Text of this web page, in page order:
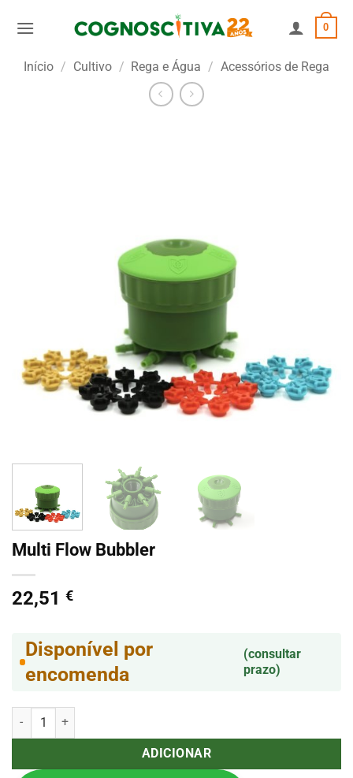
0
Início / Cultivo / Rega e Água / Acessórios de Rega
Multi Flow Bubbler
22,51 €
Disponível por
encomenda
(consultar
prazo)
Quantidade de Multi Flow Bubbler
ADICIONAR